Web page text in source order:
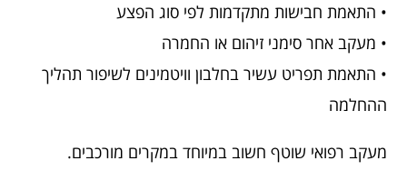
• התאמת חבישות מתקדמות לפי סוג הפצע
• מעקב אחר סימני זיהום או החמרה
• התאמת תפריט עשיר בחלבון וויטמינים לשיפור תהליך
ההחלמה
מעקב רפואי שוטף חשוב במיוחד במקרים מורכבים.